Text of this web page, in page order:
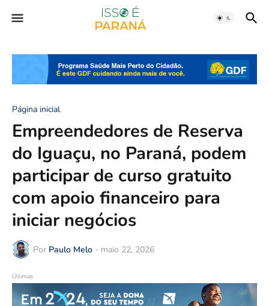
Página inicial
Empreendedores de Reserva
do Iguaçu, no Paraná, podem
participar de curso gratuito
com apoio financeiro para
iniciar negócios
Por Paulo Melo - maio 22, 2026
Últimas